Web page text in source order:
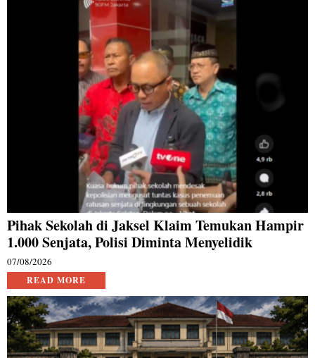
Pihak Sekolah di Jaksel Klaim Temukan Hampir
1.000 Senjata, Polisi Diminta Menyelidik
07/08/2026
READ MORE